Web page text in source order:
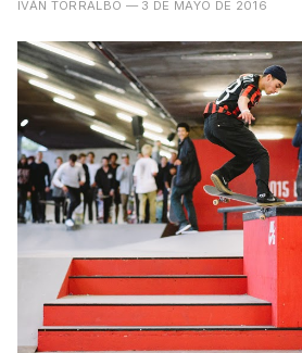
IVÁN TORRALBO — 3 DE MAYO DE 2016